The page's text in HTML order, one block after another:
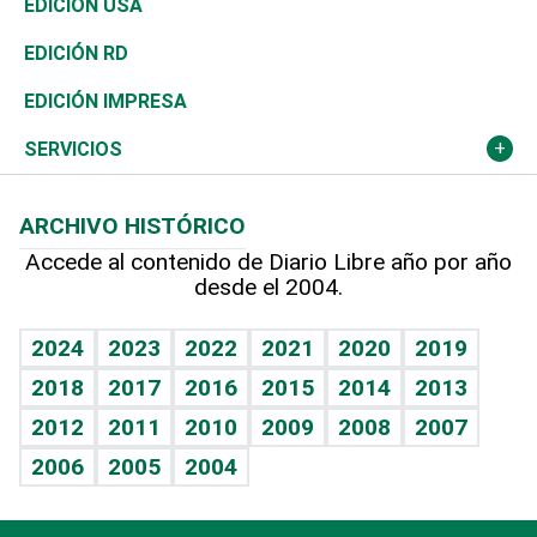
Ocenanía
Caribe
Resto del mundo
Telecom.
Global y variable
Economía personal
Sociales
Novedades
Podcast Arte Libre
Hablando con el pediatra
Vida y familia
Eñe
Celebrando la vida
Sin complejos
En pocas palabras
Tenis
Olimpismo
Más deportes
Línea de hit
TBT Deportivo
El Espía
Noticiero Poteleche
Columnistas
Historia
Martes de tecnología
Cambio climático
Economía
Revista
Deportes
Opinión
Hecho en casa
Guía del dinero
EDICIÓN USA
EDICIÓN RD
EDICIÓN IMPRESA
SERVICIOS
Cumpleaños
Horóscopos
Crucigramas
ARCHIVO HISTÓRICO
Accede al contenido de Diario Libre año por año
desde el 2004.
2024 2023 2022 2021 2020
2019
2018
2017 2016 2015 2014
2013
2012
2011 2010 2009 2008
2007
2006
2005 2004